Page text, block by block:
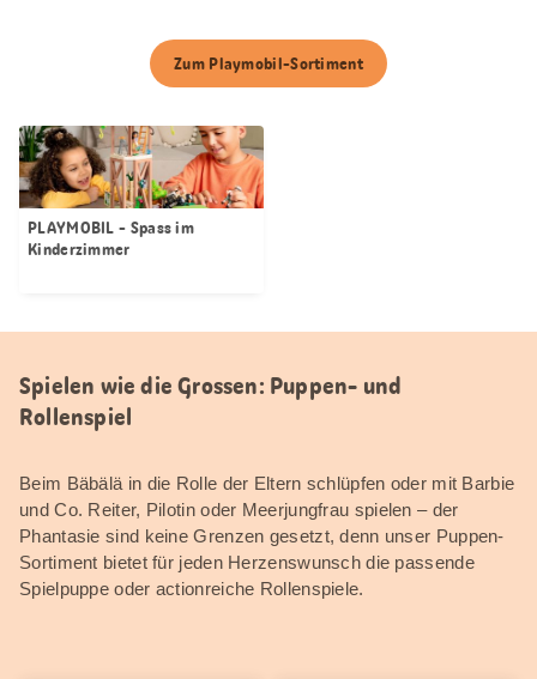
Zum Playmobil-Sortiment
PLAYMOBIL - Spass im
Kinderzimmer
Spielen wie die Grossen: Puppen- und
Rollenspiel
Beim Bäbälä in die Rolle der Eltern schlüpfen oder mit Barbie
und Co. Reiter, Pilotin oder Meerjungfrau spielen – der
Phantasie sind keine Grenzen gesetzt, denn unser Puppen-
Sortiment bietet für jeden Herzenswunsch die passende
Spielpuppe oder actionreiche Rollenspiele.